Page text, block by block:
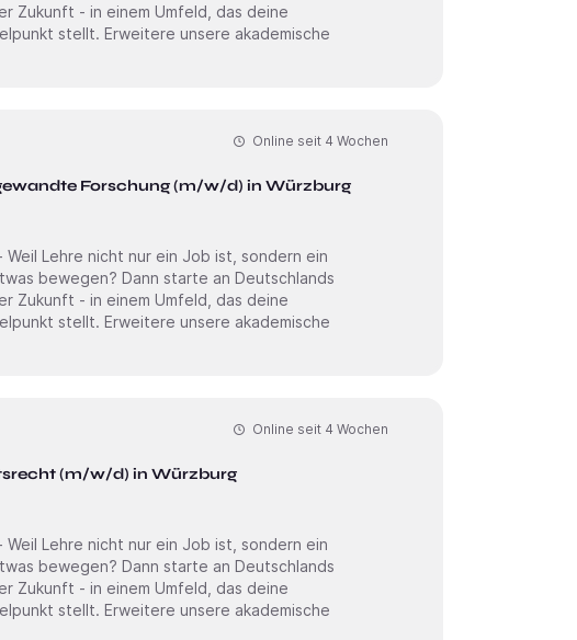
Zukunft - in einem Umfeld, das deine
akademische
Forschung (m/w/d) in Würzburg
Online seit 4 Wochen
- Weil Lehre nicht nur ein Job ist, sondern ein
Zukunft - in einem Umfeld, das deine
akademische
(m/w/d) in Würzburg
Online seit 4 Wochen
- Weil Lehre nicht nur ein Job ist, sondern ein
Zukunft - in einem Umfeld, das deine
akademische